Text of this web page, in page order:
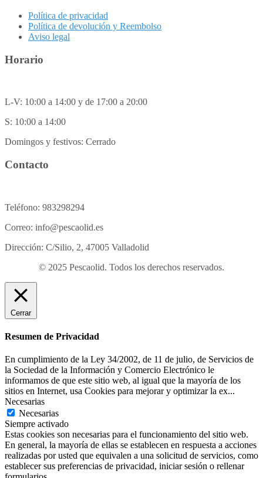
Política de privacidad
Política de devolución y Reembolso
Aviso legal
Horario
L-V: 10:00 a 14:00 y de 17:00 a 20:00
S: 10:00 a 14:00
Domingos y festivos: Cerrado
Contacto
Teléfono: 983298294
Correo: info@pescaolid.es
Dirección: C/Silio, 2, 47005 Valladolid
© 2025 Pescaolid. Todos los derechos reservados.
Cerrar
Resumen de Privacidad
En cumplimiento de la Ley 34/2002, de 11 de julio, de Servicios de
la Sociedad de la Información y Comercio Electrónico le
informamos de que este sitio web, al igual que la mayoría de los
sitios en Internet, usa Cookies para mejorar y optimizar la ex...
Necesarias
Necesarias
Siempre activado
Estas cookies son necesarias para el funcionamiento del sitio web.
En general, la mayoría de ellas se establecen en respuesta a acciones
realizadas por usted que equivalen a una solicitud de servicios, como
establecer sus preferencias de privacidad, iniciar sesión o rellenar